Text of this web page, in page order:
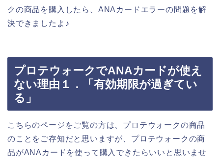
クの商品を購入したら、ANAカードエラーの問題を解
決できましたよ♪
プロテウォークでANAカードが使え
ない理由１．「有効期限が過ぎてい
る」
こちらのページをご覧の方は、プロテウォークの商品
のことをご存知だと思いますが、プロテウォークの商
品がANAカードを使って購入できたらいいと思いませ